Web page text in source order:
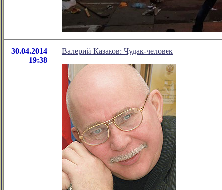
30.04.2014
19:38
Валерий Казаков: Чудак-человек